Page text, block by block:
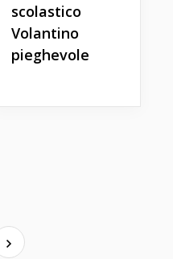
scolastico
Volantino
pieghevole